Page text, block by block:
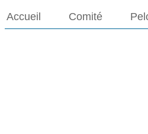
Accueil Comité